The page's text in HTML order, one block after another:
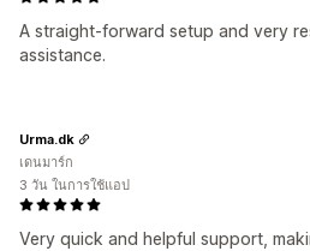
A straight-forward setup and very
assistance.
Very quick and helpful support,
Urma.dk
เดนมาร์ก
3 วัน ในการใช้แอป